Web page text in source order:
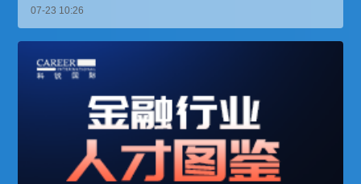
07-23 10:26